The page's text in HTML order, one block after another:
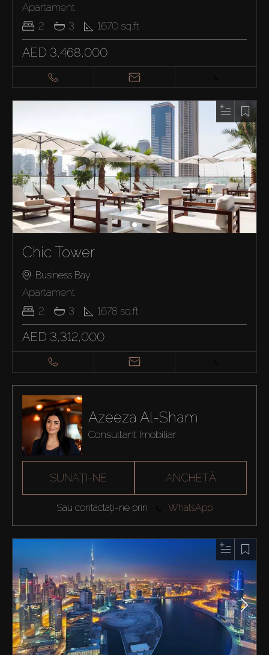
Apartament
2
3 1670 sq.ft
AED 3,468,000
Chic Tower
Business Bay
Apartament
2
3 1678 sq.ft
AED 3,312,000
Azeeza Al-Sham
Consultant Imobiliar
SUNAȚI-NE ANCHETĂ
Sau contactați-ne prin WhatsApp